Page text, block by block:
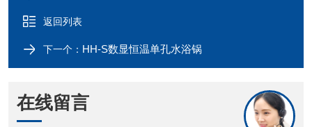
返回列表
下一个： HH-S数显恒温单孔水浴锅
在线留言